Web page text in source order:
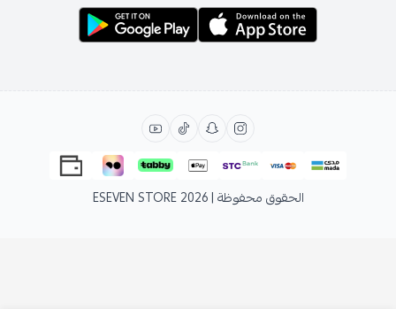
الحقوق محفوظة | 2026 ESEVEN STORE